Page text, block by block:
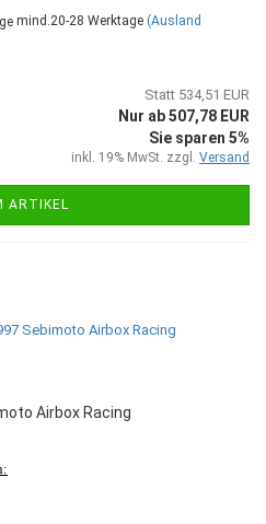
mind.20-28 Werktage (Ausland
Statt 534,51 EUR
Nur ab 507,78 EUR
Sie sparen 5%
inkl. 19% MwSt. zzgl. Versand
ARTIKEL
Airbox Racing